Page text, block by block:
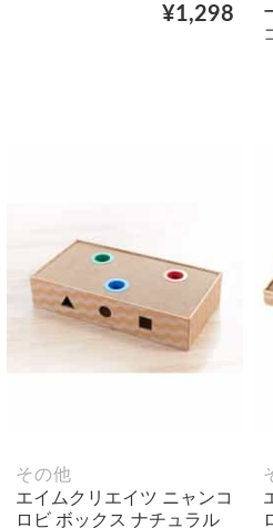
¥1,298
その他
エイムクリエイツ ニャンコ
ロビ ボックス ナチュラル